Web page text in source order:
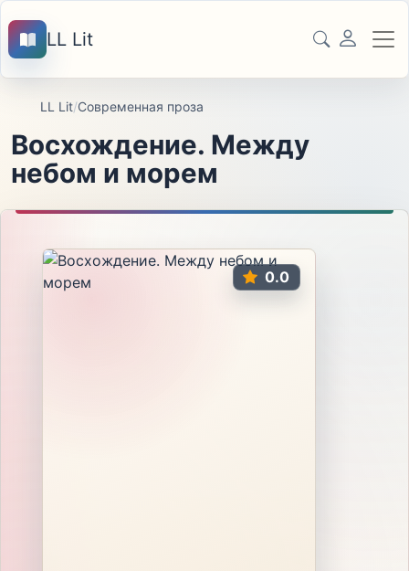
LL Lit
LL Lit/Современная проза
Восхождение. Между
небом и морем
0.0